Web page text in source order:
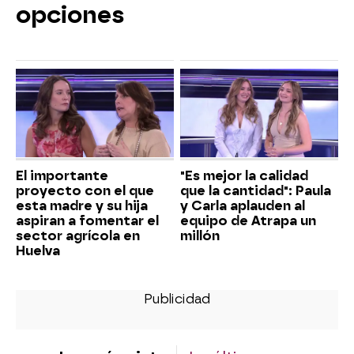
opciones
El importante
proyecto con el que
esta madre y su hija
aspiran a fomentar el
sector agrícola en
Huelva
"Es mejor la calidad
que la cantidad": Paula
y Carla aplauden al
equipo de Atrapa un
millón